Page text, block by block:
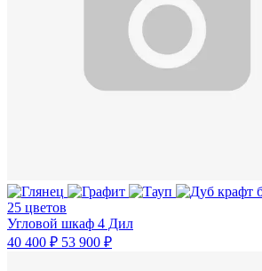
25 цветов
Угловой шкаф 4 Дил
40 400 ₽ 53 900 ₽